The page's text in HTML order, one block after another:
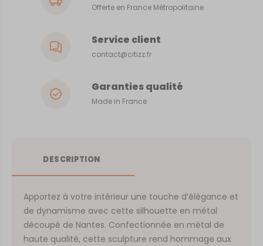
Offerte en France Métropolitaine
Service client
contact@citizz.fr
Garanties qualité
Made in France
DESCRIPTION
Apportez à votre intérieur une touche d’élégance et
de dynamisme avec cette silhouette en métal
découpé de Nantes. Confectionnée en métal de
haute qualité, cette sculpture rend hommage aux